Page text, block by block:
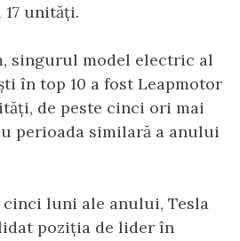
unități.
singurul model electric al
în top 10 a fost Leapmotor
de peste cinci ori mai
perioada similară a anului
luni ale anului, Tesla
poziția de lider în